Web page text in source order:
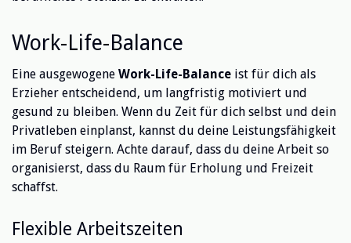
Work-Life-Balance
Eine ausgewogene Work-Life-Balance ist für dich als
Erzieher entscheidend, um langfristig motiviert und
gesund zu bleiben. Wenn du Zeit für dich selbst und dein
Privatleben einplanst, kannst du deine Leistungsfähigkeit
im Beruf steigern. Achte darauf, dass du deine Arbeit so
organisierst, dass du Raum für Erholung und Freizeit
schaffst.
Flexible Arbeitszeiten